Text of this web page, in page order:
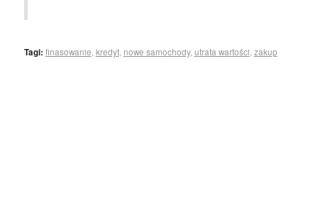
Tagi: finasowanie,kredyt, nowe samochody,utrata wartości,zakup